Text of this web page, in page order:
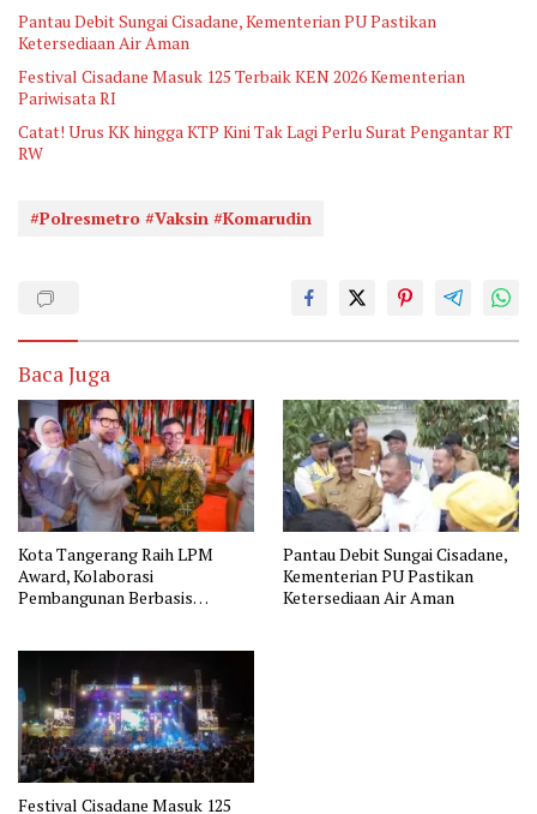
Pantau Debit Sungai Cisadane, Kementerian PU Pastikan
Ketersediaan Air Aman
Festival Cisadane Masuk 125 Terbaik KEN 2026 Kementerian
Pariwisata RI
Catat! Urus KK hingga KTP Kini Tak Lagi Perlu Surat Pengantar RT
RW
#Polresmetro #Vaksin #Komarudin
Baca Juga
Kota Tangerang Raih LPM
Award, Kolaborasi
Pembangunan Berbasis
Pantau Debit Sungai Cisadane,
Kementerian PU Pastikan
Ketersediaan Air Aman
Festival Cisadane Masuk 125